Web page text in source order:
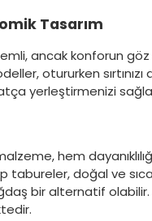
Tasarım
ancak konforun
otururken
yerleştirmenizi
hem
tabureler, doğal ve
bir alternatif olabilir.